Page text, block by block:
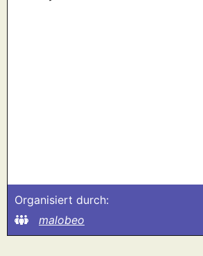
Organisiert durch:
malobeo